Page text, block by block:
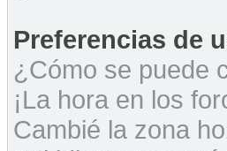
Preferencias de
¿Cómo se puede
¡La hora en los
Cambié la zona